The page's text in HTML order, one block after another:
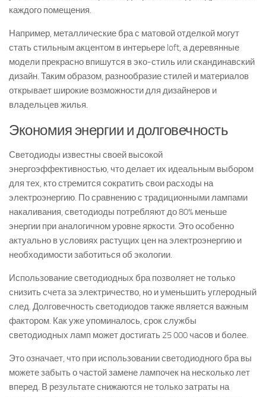
каждого помещения.
Например, металлические бра с матовой отделкой могут
стать стильным акцентом в интерьере loft, а деревянные
модели прекрасно впишутся в эко-стиль или скандинавский
дизайн. Таким образом, разнообразие стилей и материалов
открывает широкие возможности для дизайнеров и
владельцев жилья.
Экономия энергии и долговечность
Светодиоды известны своей высокой
энергоэффективностью, что делает их идеальным выбором
для тех, кто стремится сократить свои расходы на
электроэнергию. По сравнению с традиционными лампами
накаливания, светодиоды потребляют до 80% меньше
энергии при аналогичном уровне яркости. Это особенно
актуально в условиях растущих цен на электроэнергию и
необходимости заботиться об экологии.
Использование светодиодных бра позволяет не только
снизить счета за электричество, но и уменьшить углеродный
след. Долговечность светодиодов также является важным
фактором. Как уже упоминалось, срок службы
светодиодных ламп может достигать 25 000 часов и более.
Это означает, что при использовании светодиодного бра вы
можете забыть о частой замене лампочек на несколько лет
вперед. В результате снижаются не только затраты на